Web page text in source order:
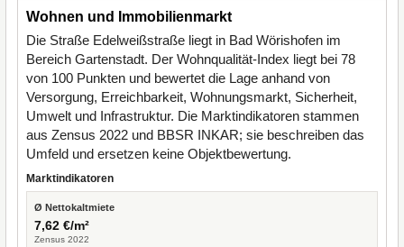
Wohnen und Immobilienmarkt
Die Straße Edelweißstraße liegt in Bad Wörishofen im
Bereich Gartenstadt. Der Wohnqualität-Index liegt bei 78
von 100 Punkten und bewertet die Lage anhand von
Versorgung, Erreichbarkeit, Wohnungsmarkt, Sicherheit,
Umwelt und Infrastruktur. Die Marktindikatoren stammen
aus Zensus 2022 und BBSR INKAR; sie beschreiben das
Umfeld und ersetzen keine Objektbewertung.
Marktindikatoren
Ø Nettokaltmiete
7,62 €/m²
Zensus 2022